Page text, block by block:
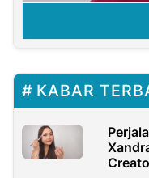
KABAR